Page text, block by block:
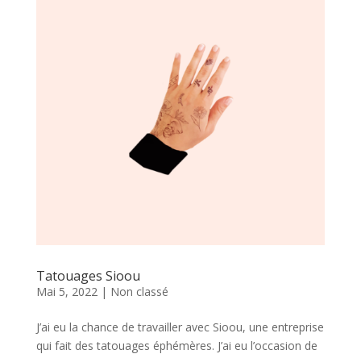
Tatouages Sioou
Mai 5, 2022 | Non classé
J’ai eu la chance de travailler avec Sioou, une entreprise
qui fait des tatouages éphémères. J’ai eu l’occasion de